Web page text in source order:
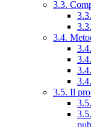
3.3.
3.4.
3.5. Il